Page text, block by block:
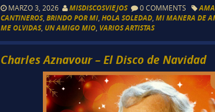
MARZO 3, 2026 MISDISCOSVIEJOS 0 COMMENTS
CANTINEROS,BRINDO POR MI ,HOLA SOLEDAD ,MI MANERA DE
ME OLVIDAS, UN AMIGO MIO VARIOS ARTISTAS
Charles Aznavour – El Disco de Navidad